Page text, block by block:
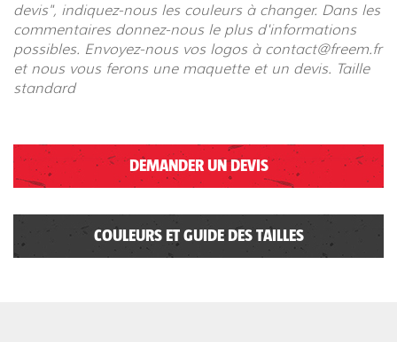
devis", indiquez-nous les couleurs à changer. Dans les
commentaires donnez-nous le plus d'informations
possibles. Envoyez-nous vos logos à contact@freem.fr
et nous vous ferons une maquette et un devis. Taille
standard
DEMANDER UN DEVIS
COULEURS ET GUIDE DES TAILLES